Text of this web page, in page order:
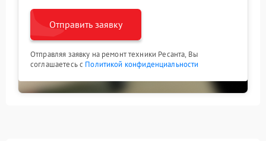
Отправить заявку
Отправляя заявку на ремонт техники Ресанта, Вы
соглашаетесь с Политикой конфиденциальности